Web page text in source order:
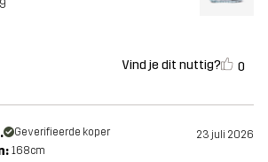
Vind je dit nuttig? 0
Geverifieerde koper 23 juli 2026
168cm